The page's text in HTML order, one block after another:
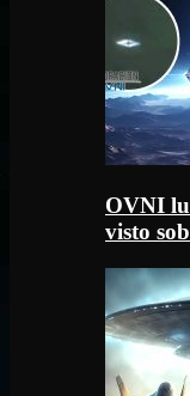
OVNI
visto